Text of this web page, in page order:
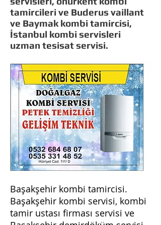
tamircileri ve Buderus vaillant
ve Baymak kombi tamircisi,
İstanbul kombi servisleri
uzman tesisat servisi.
Başakşehir kombi tamircisi.
Başakşehir kombi servisi, kombi
tamir ustası firması servisi ve